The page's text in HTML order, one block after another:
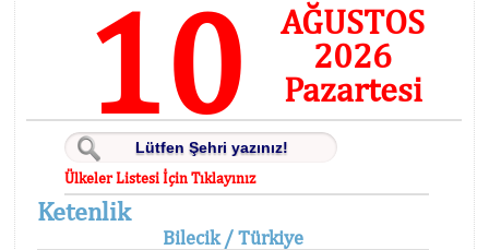
10
AĞUSTOS
2026
Pazartesi
Ülkeler Listesi İçin Tıklayınız
Ketenlik
Bilecik / Türkiye